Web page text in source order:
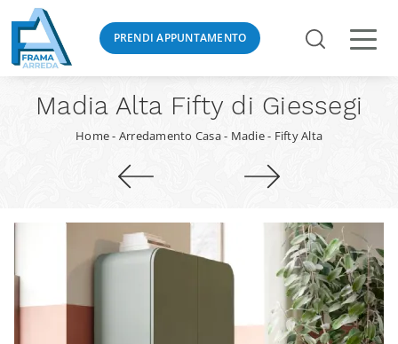
PRENDI APPUNTAMENTO
Madia Alta Fifty di Giessegi
Home- Arredamento Casa- Madie- Fifty Alta